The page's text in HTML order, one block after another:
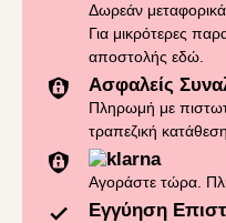
Δωρεάν
Για μικρότερες
αποστολής εδώ
Ασφαλείς
Πληρωμή με
τραπεζική
Αγοράστε τώρα.
Εγγύηση